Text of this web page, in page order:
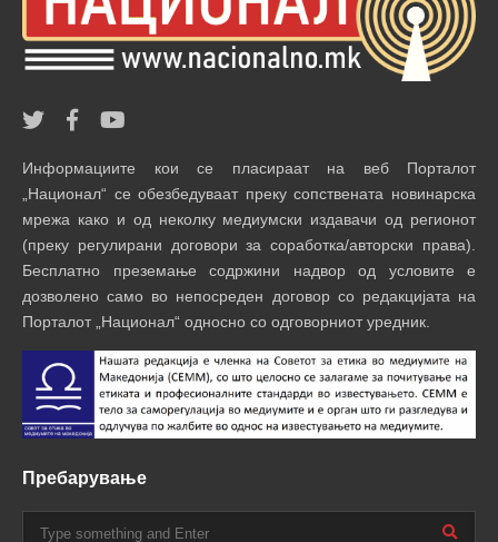
Информациите кои се пласираат на веб Порталот
„Национал“ се обезбедуваат преку сопствената новинарска
мрежа како и од неколку медиумски издавачи од регионот
(преку регулирани договори за соработка/авторски права).
Бесплатно преземање содржини надвор од условите е
дозволено само во непосреден договор со редакцијата на
Порталот „Национал“ односно со одговорниот уредник.
Пребарување